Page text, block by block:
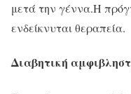
μετά την γέννα.Η
ενδείκνυται θεραπεία.
Διαβητική